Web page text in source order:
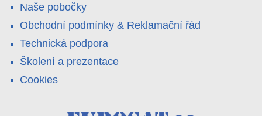
Naše pobočky
Obchodní podmínky & Reklamační řád
Technická podpora
Školení a prezentace
Cookies